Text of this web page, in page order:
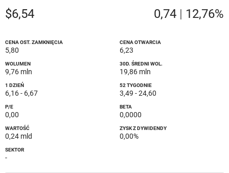
$6,54 0,74 | 12,76%
CENA OST. ZAMKNIĘCIA
5,80
CENA OTWARCIA
6,23
WOLUMEN
9,76 mln
30D. ŚREDNI WOL.
19,86 mln
1 DZIEŃ
6,16- 6,67
52 TYGODNIE
3,49 -24,60
P/E
0,00
BETA
0,0000
WARTOŚĆ
0,24 mld
ZYSK Z DYWIDENDY
0,00%
SEKTOR
-